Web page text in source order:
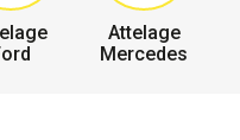
Attelage
Mercedes